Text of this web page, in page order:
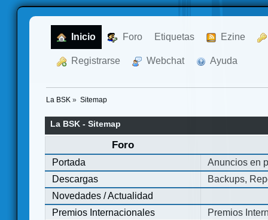
Inicio Foro Etiquetas Ezine
Registrarse Webchat Ayuda
La BSK » Sitemap
La BSK - Sitemap
Foro
Portada
Anuncios en
Descargas
Backups,
Novedades / Actualidad
Premios Internacionales
Premios